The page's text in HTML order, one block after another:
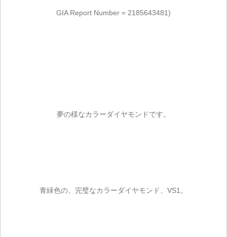
GIA Report Number = 2185643481)
夢の様なカラーダイヤモンドです。
青緑色の、完璧なカラーダイヤモンド、VS1。